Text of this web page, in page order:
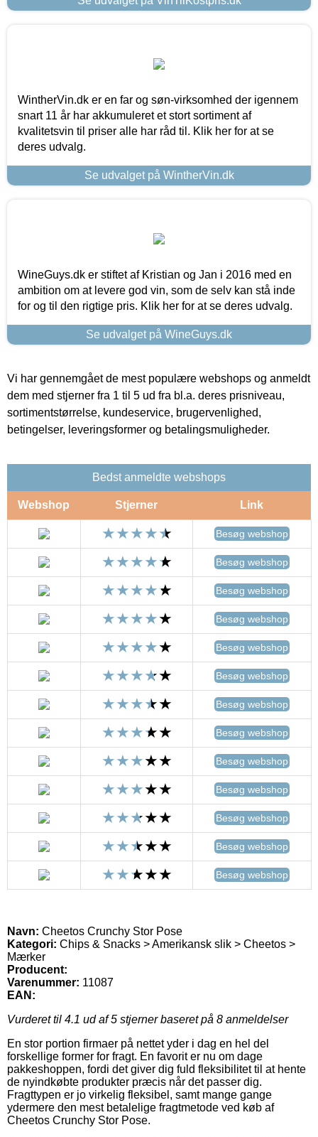
WintherVin.dk er en far og søn-virksomhed der igennem
snart 11 år har akkumuleret et stort sortiment af
kvalitetsvin til priser alle har råd til. Klik her for at se
deres udvalg.
Se udvalget på WintherVin.dk
WineGuys.dk er stiftet af Kristian og Jan i 2016 med en
ambition om at levere god vin, som de selv kan stå inde
for og til den rigtige pris. Klik her for at se deres udvalg.
Se udvalget på WineGuys.dk
Vi har gennemgået de mest populære webshops og anmeldt
dem med stjerner fra 1 til 5 ud fra bl.a. deres prisniveau,
sortimentstørrelse, kundeservice, brugervenlighed,
betingelser, leveringsformer og betalingsmuligheder.
Bedst anmeldte webshops
Webshop Stjerner Link
Besøg webshop
Besøg webshop
Besøg webshop
Besøg webshop
Besøg webshop
Besøg webshop
Besøg webshop
Besøg webshop
Besøg webshop
Besøg webshop
Besøg webshop
Besøg webshop
Besøg webshop
Navn: Cheetos Crunchy Stor Pose
Kategori: Chips & Snacks > Amerikansk slik > Cheetos >
Mærker
Producent:
Varenummer: 11087
EAN:
Vurderet til 4.1 ud af 5 stjerner baseret på 8 anmeldelser
En stor portion firmaer på nettet yder i dag en hel del
forskellige former for fragt. En favorit er nu om dage
pakkeshoppen, fordi det giver dig fuld fleksibilitet til at hente
de nyindkøbte produkter præcis når det passer dig.
Fragttypen er jo virkelig fleksibel, samt mange gange
ydermere den mest betalelige fragtmetode ved køb af
Cheetos Crunchy Stor Pose.